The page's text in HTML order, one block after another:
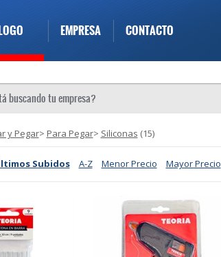
EMPRESA CONTACTO
y Pegar> Para Pegar> Siliconas (15)
Subidos A-Z Menor Precio Mayor Precio